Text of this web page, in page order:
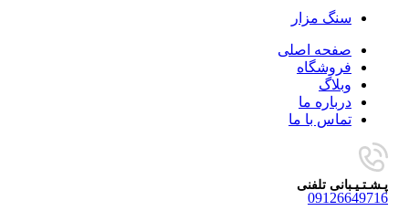
سنگ مزار
صفحه اصلی
فروشگاه
وبلاگ
درباره ما
تماس با ما
پـشـتـیـبانی تلفنی
09126649716